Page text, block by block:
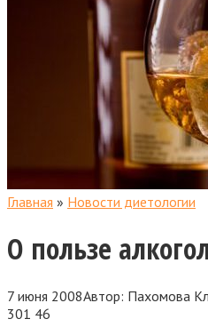
Главная » Новости диетологии
О пользе
7 июня 2008Автор: Пахомова
301 46